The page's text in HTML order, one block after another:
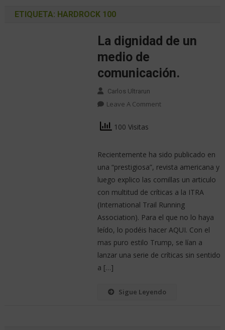
ETIQUETA: HARDROCK 100
La dignidad de un
medio de
comunicación.
Carlos Ultrarun
Leave A Comment
100 Visitas
Recientemente ha sido publicado en
una “prestigiosa”, revista americana y
luego explico las comillas un articulo
con multitud de críticas a la ITRA
(International Trail Running
Association). Para el que no lo haya
leído, lo podéis hacer AQUI. Con el
mas puro estilo Trump, se lían a
lanzar una serie de críticas sin sentido
a […]
Sigue Leyendo